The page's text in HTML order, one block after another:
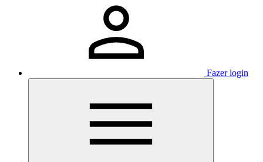
Fazer login